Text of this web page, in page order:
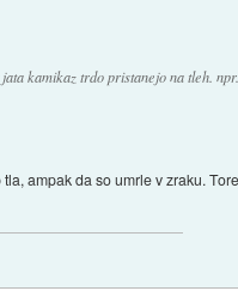
kamikaz trdo pristanejo na tleh. npr.
ampak da so umrle v zraku.